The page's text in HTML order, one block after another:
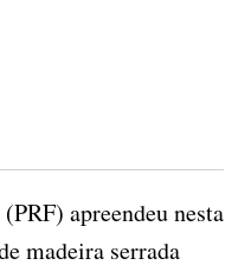
apreendeu nesta
madeira serrada